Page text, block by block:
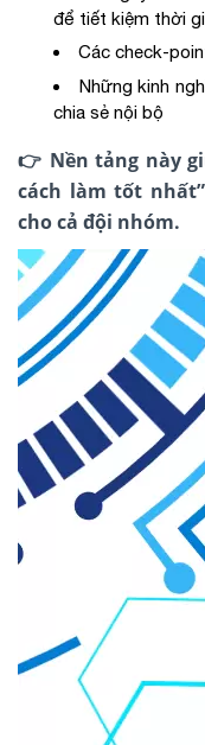
để tiết kiệm thời
Các check-
Những kinh
chia sẻ nội bộ
👉 Nền tảng này
cách làm tốt
cho cả đội nhóm.